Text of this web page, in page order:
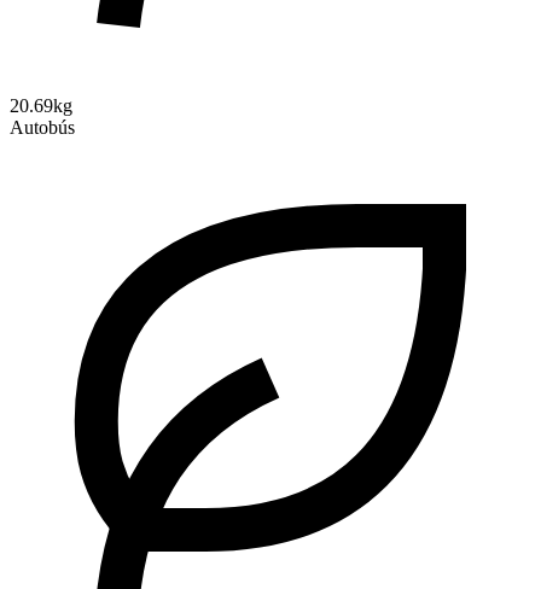
20.69kg
Autobús